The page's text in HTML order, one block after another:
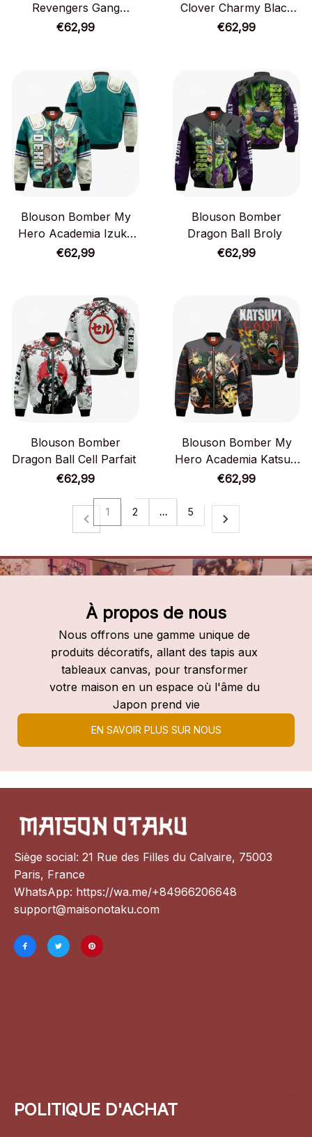
Revengers Gang
Toman
€62,99
Clover Charmy Black
Bull
€62,99
Blouson Bomber My
Hero Academia Izuku
Midoriya
€62,99
Blouson Bomber
Dragon Ball Broly
€62,99
Blouson Bomber
Dragon Ball Cell Parfait
€62,99
Blouson Bomber My
Hero Academia Katsuki
Bakugo
€62,99
1 2 … 5
À propos de nous
Nous offrons une gamme unique de
produits décoratifs, allant des tapis aux
tableaux canvas, pour transformer
votre maison en un espace où l'âme du
Japon prend vie
EN SAVOIR PLUS SUR NOUS
Siège social: 21 Rue des Filles du Calvaire, 75003
Paris, France
WhatsApp: https://wa.me/+84966206648
support@maisonotaku.com
POLITIQUE D'ACHAT